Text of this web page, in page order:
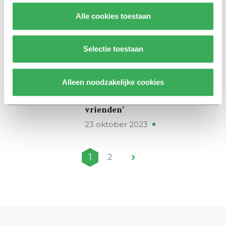
Alle cookies toestaan
Selectie toestaan
Alleen noodzakelijke cookies
Bezemer wil kinderen laten
lachen
03 april 2024
Podcast
#19 Ini Vanwesenbeeck ziet dat
we banden opbouwen met
influencers: ‘Ze voelen aan als
vrienden’
23 oktober 2023
1 2